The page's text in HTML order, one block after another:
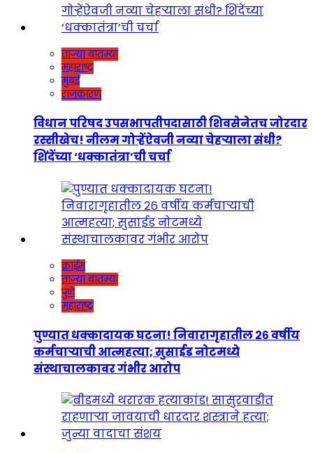
ताज्या बातम्या
महाराष्ट्र
मुंबई
राजकारण
विधान परिषद उपसभापतीपदासाठी शिवसेनेतच जोरदार
रस्सीखेच! नीलम गोऱ्हेंऐवजी नव्या चेहऱ्याला संधी?
शिंदेंच्या ‘धक्कातंत्रा’ची चर्चा
क्राईम
ताज्या बातम्या
पुणे
महाराष्ट्र
पुण्यात धक्कादायक घटना! निवारागृहातील २६ वर्षीय
कर्मचाऱ्याची आत्महत्या; सुसाईड नोटमध्ये
संस्थाचालकावर गंभीर आरोप